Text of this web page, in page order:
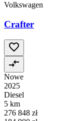
Volkswagen
Crafter
Nowe
2025
Diesel
5 km
276 848 zł